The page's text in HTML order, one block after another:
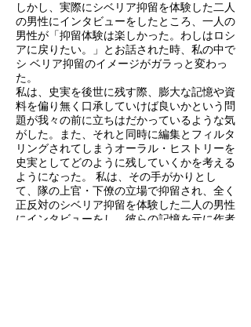
しかし、実際にシベリア抑留を体験した二人
の男性にインタビューをしたところ、一人の
男性が「抑留体験は楽しかった。わしはロシ
アに戻りたい。」とお話された時、私の中で
シ ベリア抑留のイメージがガラっと変わっ
た。
私は、史実を後世に残す際、膨大な記憶や資
料を偏り無く口承していけば良いかという問
題が我々の前に立ちはだかっているような気
がした。また、それと同時に編集とフィルタ
リングされてしまうオーラル・ヒストリーを
史実としてどのように残していくかを考える
ようになった。 私は、その手がかりとし
て、隊の上官・下僚の立場で抑留され、全く
正反対のシベリア抑留を体験した二人の男性
にインタビューをし、彼らの記憶を元に作者